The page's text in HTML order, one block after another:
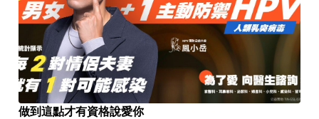
做到這點才有資格說愛你